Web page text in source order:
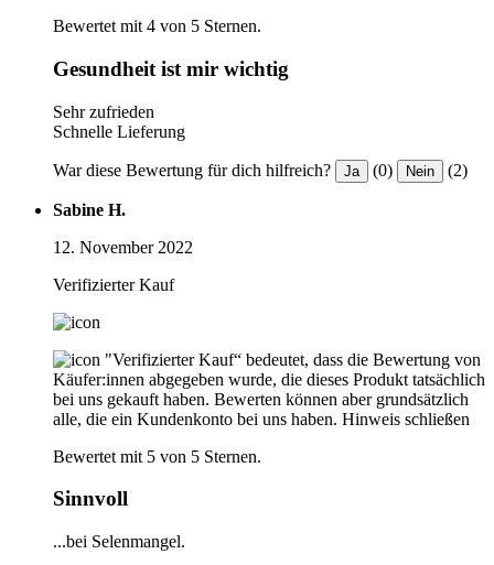
Bewertet mit 4 von 5 Sternen.
Gesundheit ist mir wichtig
Sehr zufrieden
Schnelle Lieferung
War diese Bewertung für dich hilfreich? Ja (0) Nein (2)
Sabine H.
12. November 2022
Verifizierter Kauf
"Verifizierter Kauf“ bedeutet, dass die Bewertung von
Käufer:innen abgegeben wurde, die dieses Produkt tatsächlich
bei uns gekauft haben. Bewerten können aber grundsätzlich
alle, die ein Kundenkonto bei uns haben. Hinweis schließen
Bewertet mit 5 von 5 Sternen.
Sinnvoll
...bei Selenmangel.